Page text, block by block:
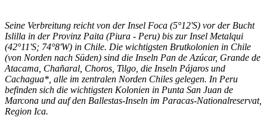
Seine Verbreitung reicht von der Insel Foca (5°12'S) vor der Bucht
Islilla in der Provinz Paita (Piura - Peru) bis zur Insel Metalqui
(42°11'S; 74°8'W) in Chile. Die wichtigsten Brutkolonien in Chile
(von Norden nach Süden) sind die Inseln Pan de Azúcar, Grande de
Atacama, Chañaral, Choros, Tilgo, die Inseln Pájaros und
Cachagua*, alle im zentralen Norden Chiles gelegen. In Peru
befinden sich die wichtigsten Kolonien in Punta San Juan de
Marcona und auf den Ballestas-Inseln im Paracas-Nationalreservat,
Region Ica.